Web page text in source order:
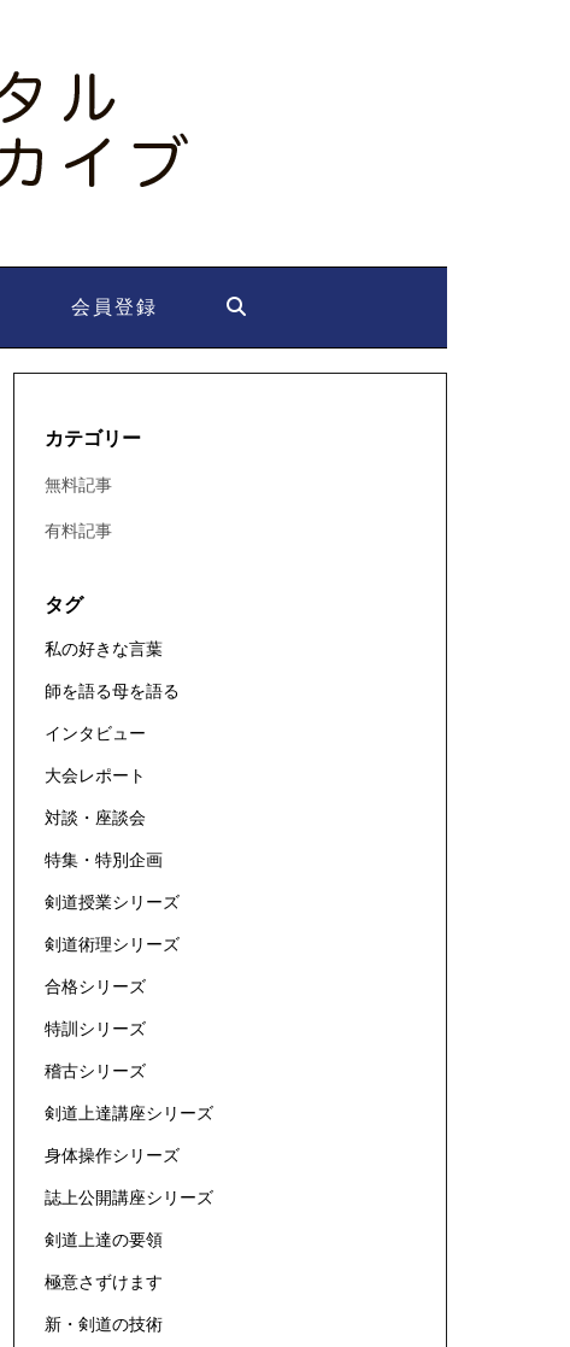
会員登録
カテゴリー
無料記事
有料記事
タグ
私の好きな言葉
師を語る母を語る
インタビュー
大会レポート
対談・座談会
特集・特別企画
剣道授業シリーズ
剣道術理シリーズ
合格シリーズ
特訓シリーズ
稽古シリーズ
剣道上達講座シリーズ
身体操作シリーズ
誌上公開講座シリーズ
剣道上達の要領
極意さずけます
新・剣道の技術